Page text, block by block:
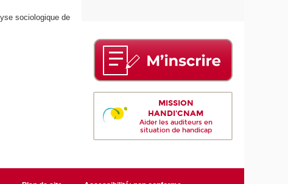
sociologique de
MISSION
HANDI'CNAM
Aider les auditeurs en
situation de handicap